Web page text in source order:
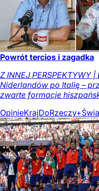
Powrót tercios i zagadka
Z INNEJ PERSPEKTYWY
Niderlandów po Italię –
zwarte formacje
OpinieKrajDoRzeczy+